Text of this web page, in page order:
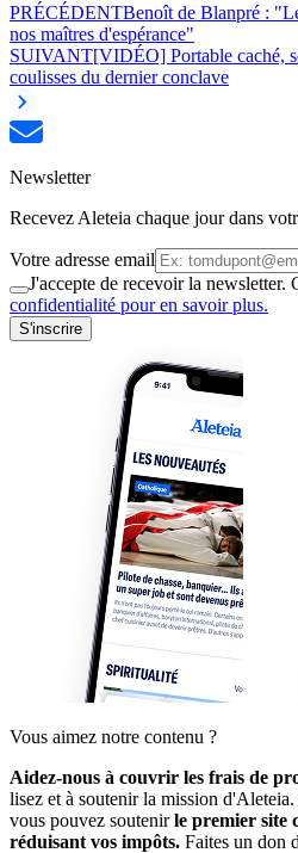
PRÉCÉDENTBenoît de Blanpré :
nos maîtres d'espérance"
SUIVANT[VIDÉO] Portable caché,
coulisses du dernier conclave
Newsletter
Recevez Aleteia chaque jour dans
Votre adresse email
J'accepte de recevoir la newsletter.
confidentialité pour en savoir plus.
S'inscrire
Vous aimez notre contenu ?
Aidez-nous à couvrir les frais de
lisez et à soutenir la mission
vous pouvez soutenirle premier site
réduisant vos impôts. Faites un don